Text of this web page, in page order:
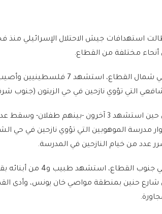
استهدافات جيش الاحتلال الإسرائيلي منذ
أنحاء مختلفة من القطاع.
ففي شمال القطاع،
التي تؤوي نازحين في حي الزيتون (جنوب
في حين استشهد 3 آخرون -بينهم
مدرسة الموهوبين التي تؤوي نازحين في حي
عدد من خيام النازحين في المدرسة.
وفي جنوب
شارع حنين بمنطقة مواصي خان يونس، وأدى